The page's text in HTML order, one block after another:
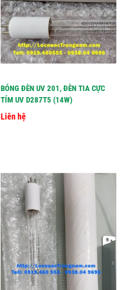
BÓNG ĐÈN UV 201, ĐÈN TIA CỰC
TÍM UV D287T5 (14W)
Liên hệ